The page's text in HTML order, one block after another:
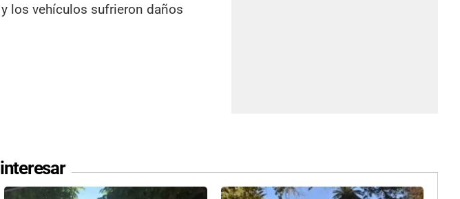
los vehículos sufrieron daños
interesar